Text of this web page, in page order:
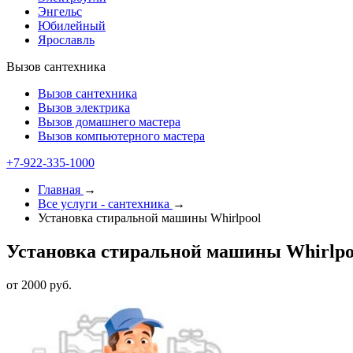
Энгельс
Юбилейный
Ярославль
Вызов сантехника
Вызов сантехника
Вызов электрика
Вызов домашнего мастера
Вызов компьютерного мастера
+7-922-335-1000
Главная →
Все услуги - cантехника →
Установка стиральной машины Whirlpool
Установка стиральной машины
от 2000 руб.